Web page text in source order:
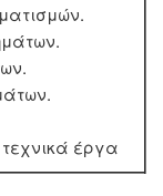
έργα